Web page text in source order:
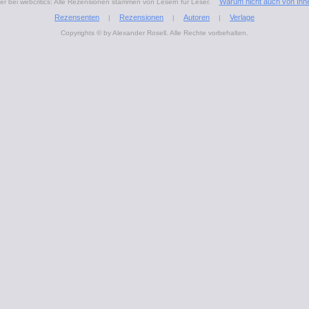
bei webcritics: Alle Rezensionen stammen von Lesern für Leser.
Rezensenten
| Rezensionen | Autoren | Verlage
Copyrights © by Alexander Rosell. Alle Rechte vorbehalten.